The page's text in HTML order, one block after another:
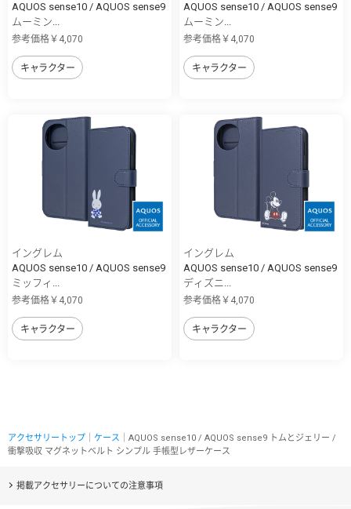
AQUOS sense10 / AQUOS sense9
ムーミン...
参考価格￥4,070
キャラクター
AQUOS sense10 / AQUOS sense9
ムーミン...
参考価格￥4,070
キャラクター
イングレム
AQUOS sense10 / AQUOS sense9
ミッフィ...
参考価格￥4,070
キャラクター
イングレム
AQUOS sense10 / AQUOS sense9
ディズニ...
参考価格￥4,070
キャラクター
アクセサリートップ ケース ｜AQUOS sense10 / AQUOS sense9 トムとジェリー /
衝撃吸収 マグネットベルト シンプル 手帳型レザーケース
掲載アクセサリーについての注意事項